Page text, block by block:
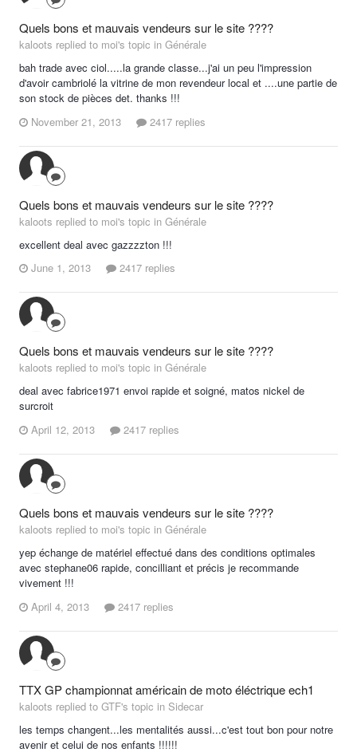
Quels bons et mauvais vendeurs sur le site ????
kaloots replied to moi's topic in Générale
bah trade avec ciol.....la grande classe...j'ai un peu l'impression
d'avoir cambriolé la vitrine de mon revendeur local et ....une partie de
son stock de pièces det. thanks !!!
November 21, 2013
2417 replies
Quels bons et mauvais vendeurs sur le site ????
kaloots replied to moi's topic in Générale
excellent deal avec gazzzzton !!!
June 1, 2013
2417 replies
Quels bons et mauvais vendeurs sur le site ????
kaloots replied to moi's topic in Générale
deal avec fabrice1971 envoi rapide et soigné, matos nickel de
surcroit
April 12, 2013
2417 replies
Quels bons et mauvais vendeurs sur le site ????
kaloots replied to moi's topic in Générale
yep échange de matériel effectué dans des conditions optimales
avec stephane06 rapide, concilliant et précis je recommande
vivement !!!
April 4, 2013
2417 replies
TTX GP championnat américain de moto éléctrique ech1
kaloots replied to GTF's topic in Sidecar
les temps changent...les mentalités aussi...c'est tout bon pour notre
avenir et celui de nos enfants !!!!!!